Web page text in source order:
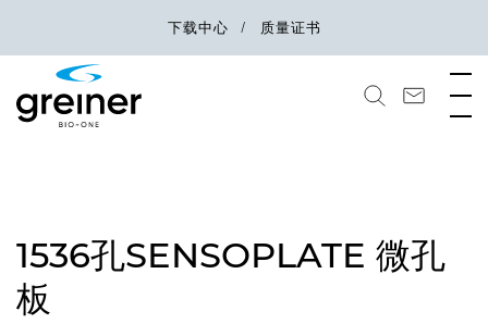
下载中心 质量证书
1536孔SENSOPLATE 微孔
板